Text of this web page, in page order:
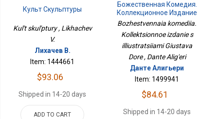
Культ Скульптуры
Kul't skul'ptury , Likhachev
V.
Лихачев В.
Item: 1444661
$93.06
Shipped in 14-20 days
ADD TO CART
Божественная Комедия.
Коллекционное Издание
С Иллюстрациями
Bozhestvennaia komediia.
Kollektsionnoe izdanie s
illiustratsiiami Giustava
Dore , Dante Alig'eri
Данте Алигьери
Item: 1499941
$84.61
Shipped in 14-20 days